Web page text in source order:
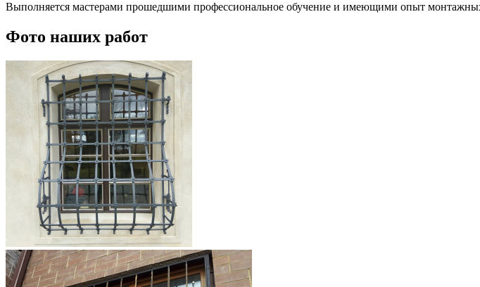
Выполняется мастерами прошедшими профессиональное обучение и имеющими опыт
Фото наших работ